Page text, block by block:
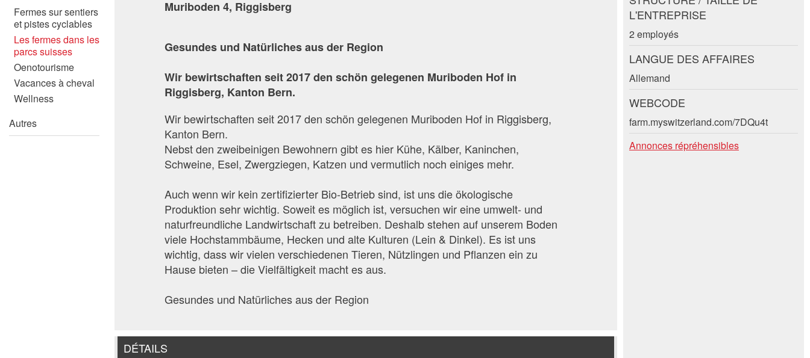
Fermes sur sentiers
et pistes cyclables
Les fermes dans les
parcs suisses
Oenotourisme
Vacances à cheval
Wellness
Autres
Muriboden 4, Riggisberg
Gesundes und Natürliches aus der Region
Wir bewirtschaften seit 2017 den schön gelegenen Muriboden Hof in
Riggisberg, Kanton Bern.
Wir bewirtschaften seit 2017 den schön gelegenen Muriboden Hof in Riggisberg,
Kanton Bern.
Nebst den zweibeinigen Bewohnern gibt es hier Kühe, Kälber, Kaninchen,
Schweine, Esel, Zwergziegen, Katzen und vermutlich noch einiges mehr.
Auch wenn wir kein zertifizierter Bio-Betrieb sind, ist uns die ökologische
Produktion sehr wichtig. Soweit es möglich ist, versuchen wir eine umwelt- und
naturfreundliche Landwirtschaft zu betreiben. Deshalb stehen auf unserem Boden
viele Hochstammbäume, Hecken und alte Kulturen (Lein & Dinkel). Es ist uns
wichtig, dass wir vielen verschiedenen Tieren, Nützlingen und Pflanzen ein zu
Hause bieten – die Vielfältigkeit macht es aus.
Gesundes und Natürliches aus der Region
DÉTAILS
L'ENTREPRISE
2 employés
LANGUE DES AFFAIRES
Allemand
WEBCODE
farm.myswitzerland.com/7DQu4t
Annonces répréhensibles